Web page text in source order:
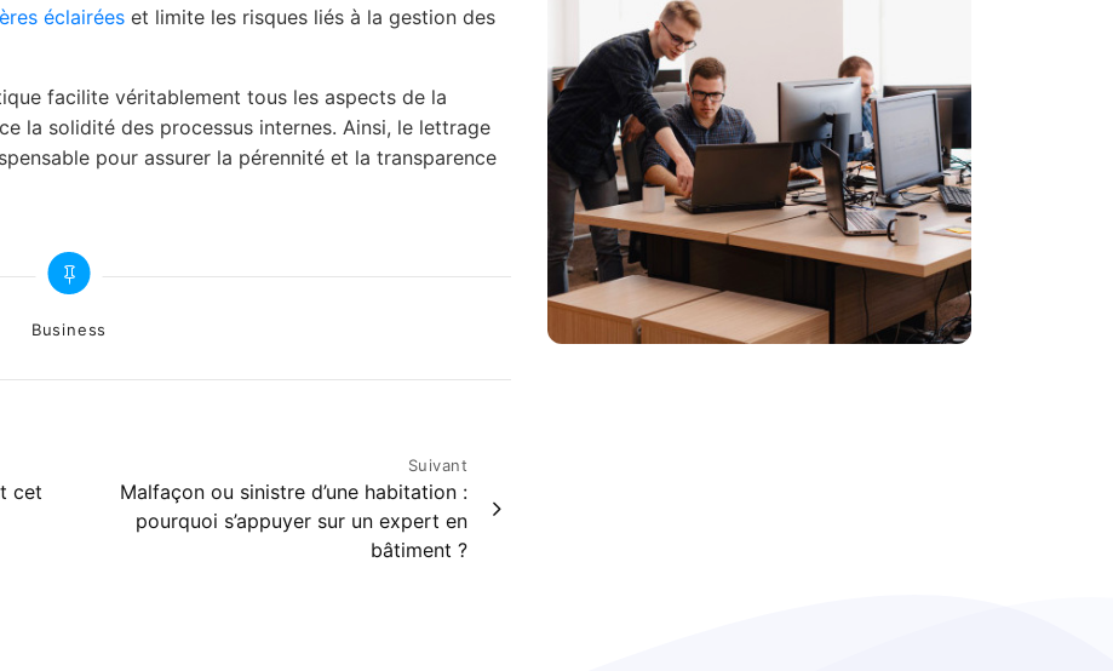
éclairées et limite les risques liés à la gestion des
facilite véritablement tous les aspects de la
la solidité des processus internes. Ainsi, le lettrage
pour assurer la pérennité et la transparence
Categories
Business
cet
Suivant
Malfaçon ou sinistre d’une habitation :
pourquoi s’appuyer sur un expert en
bâtiment ?